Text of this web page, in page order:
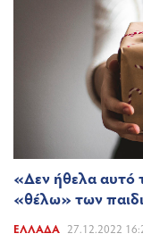
«Δεν ήθελα αυτό
«θέλω» των
ΕΛΛΆΔΑ 27.12.2022